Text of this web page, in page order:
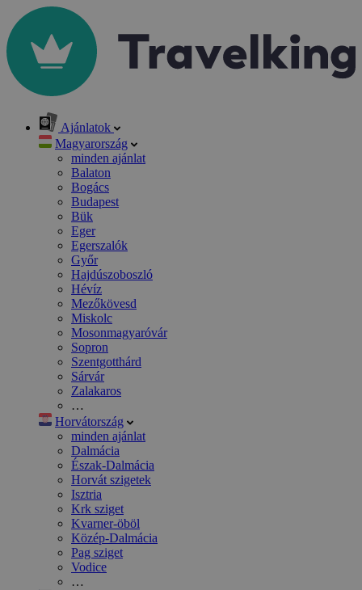
Ajánlatok
Magyarország
minden ajánlat
Balaton
Bogács
Budapest
Bük
Eger
Egerszalók
Győr
Hajdúszoboszló
Hévíz
Mezőkövesd
Miskolc
Mosonmagyaróvár
Sopron
Szentgotthárd
Sárvár
Zalakaros
…
Horvátország
minden ajánlat
Dalmácia
Észak-Dalmácia
Horvát szigetek
Isztria
Krk sziget
Kvarner-öböl
Közép-Dalmácia
Pag sziget
Vodice
…